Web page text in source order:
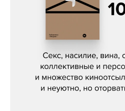
Сергей